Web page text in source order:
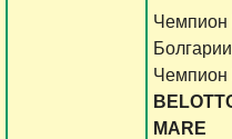
MARE